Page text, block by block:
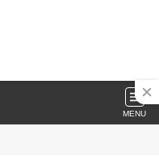
MENU